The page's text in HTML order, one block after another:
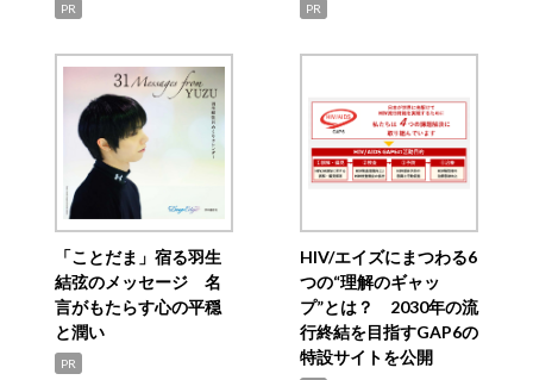
PR PR
「ことだま」宿る羽生
結弦のメッセージ 名
言がもたらす心の平穏
と潤い
PR
HIV/エイズにまつわる6
つの“理解のギャッ
プ”とは？ 2030年の流
行終結を目指すGAP6の
特設サイトを公開